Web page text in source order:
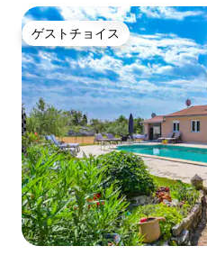
ゲストチョイス
ゲストチョイス